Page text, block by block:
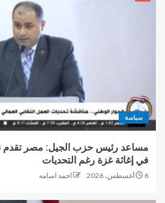
سياسة
مساعد رئيس حزب الجيل: مصر تقدم
في إغاثة غزة رغم التحديات
6 أغسطس، 2026 احمد اسامه